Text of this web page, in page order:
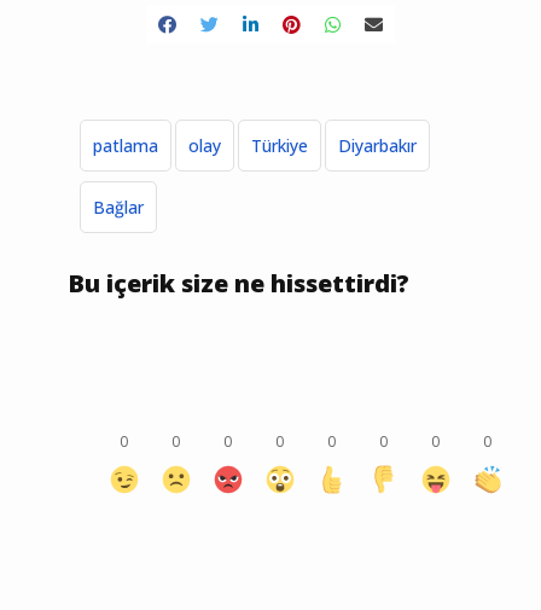
patlama olay Türkiye Diyarbakır
Bağlar
Bu içerik size ne hissettirdi?
0 0 0 0 0 0 0 0